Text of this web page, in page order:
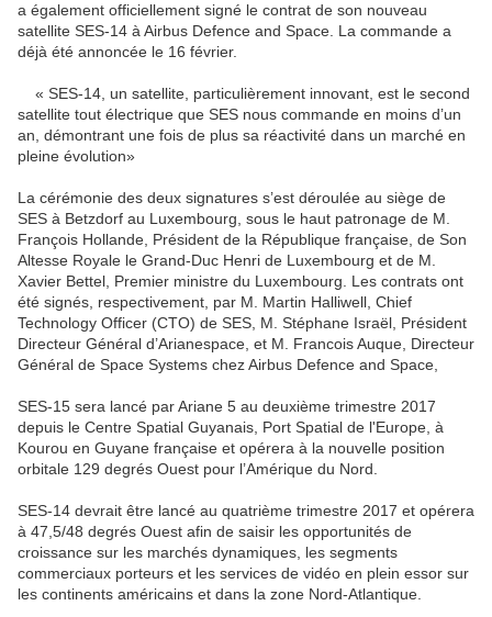
a également officiellement signé le contrat de son nouveau
satellite SES-14 à Airbus Defence and Space. La commande a
déjà été annoncée le 16 février.
« SES-14, un satellite, particulièrement innovant, est le second
satellite tout électrique que SES nous commande en moins d’un
an, démontrant une fois de plus sa réactivité dans un marché en
pleine évolution»
La cérémonie des deux signatures s’est déroulée au siège de
SES à Betzdorf au Luxembourg, sous le haut patronage de M.
François Hollande, Président de la République française, de Son
Altesse Royale le Grand-Duc Henri de Luxembourg et de M.
Xavier Bettel, Premier ministre du Luxembourg. Les contrats ont
été signés, respectivement, par M. Martin Halliwell, Chief
Technology Officer (CTO) de SES, M. Stéphane Israël, Président
Directeur Général d’Arianespace, et M. Francois Auque, Directeur
Général de Space Systems chez Airbus Defence and Space,
SES-15 sera lancé par Ariane 5 au deuxième trimestre 2017
depuis le Centre Spatial Guyanais, Port Spatial de l'Europe, à
Kourou en Guyane française et opérera à la nouvelle position
orbitale 129 degrés Ouest pour l’Amérique du Nord.
SES-14 devrait être lancé au quatrième trimestre 2017 et opérera
à 47,5/48 degrés Ouest afin de saisir les opportunités de
croissance sur les marchés dynamiques, les segments
commerciaux porteurs et les services de vidéo en plein essor sur
les continents américains et dans la zone Nord-Atlantique.